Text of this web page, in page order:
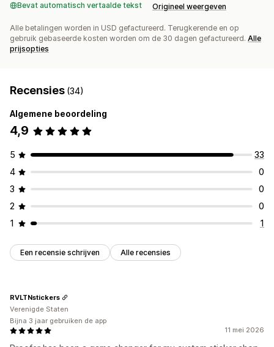
Bevat automatisch vertaalde tekst Origineel weergeven
Alle betalingen worden in USD gefactureerd. Terugkerende en op
gebruik gebaseerde kosten worden om de 30 dagen gefactureerd. Alle
prijsopties
Recensies (34)
Algemene beoordeling
4,9
5
33
4
0
3
0
2
0
1
1
Een recensie schrijven Alle recensies
11 mei 2026
RVLTNstickers
Verenigde Staten
Bijna 3 jaar gebruiken de app